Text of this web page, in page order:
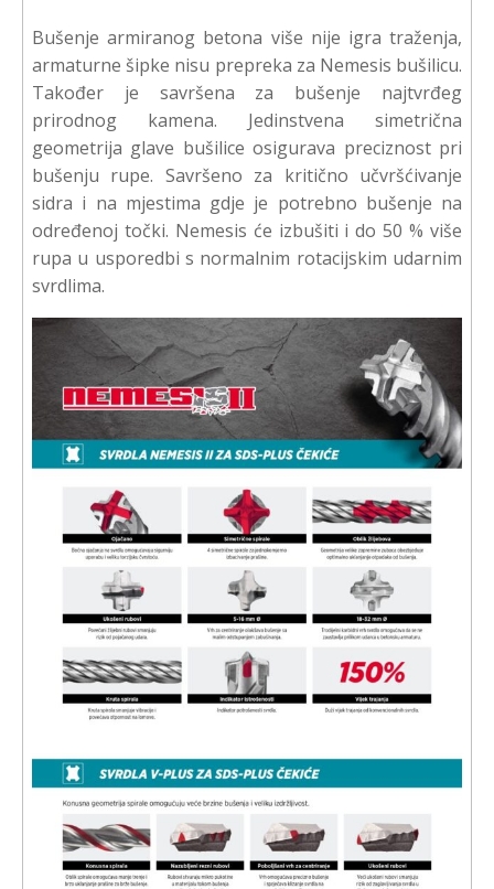
Bušenje armiranog betona više nije igra traženja,
armaturne šipke nisu prepreka za Nemesis bušilicu.
Također je savršena za bušenje najtvrđeg
prirodnog kamena. Jedinstvena simetrična
geometrija glave bušilice osigurava preciznost pri
bušenju rupe. Savršeno za kritično učvršćivanje
sidra i na mjestima gdje je potrebno bušenje na
određenoj točki. Nemesis će izbušiti i do 50 % više
rupa u usporedbi s normalnim rotacijskim udarnim
svrdlima.